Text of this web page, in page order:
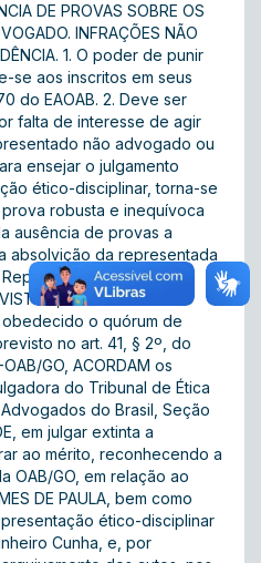
DE PROVAS SOBRE OS
INFRAÇÕES NÃO
1. O poder de punir
se aos inscritos em seus
do EAOAB. 2. Deve ser
falta de interesse de agir
não advogado ou
ensejar o julgamento
ético-disciplinar, torna-se
robusta e inequívoca
ausência de provas a
absolvição da representada
julgada
relatados e
o quórum de
no art. 41, § 2º, do
GO, ACORDAM os
do Tribunal de Ética
do Brasil, Seção
em julgar extinta a
ao mérito, reconhecendo a
OAB/GO, em relação ao
DE PAULA, bem como
ético-disciplinar
Cunha, e, por